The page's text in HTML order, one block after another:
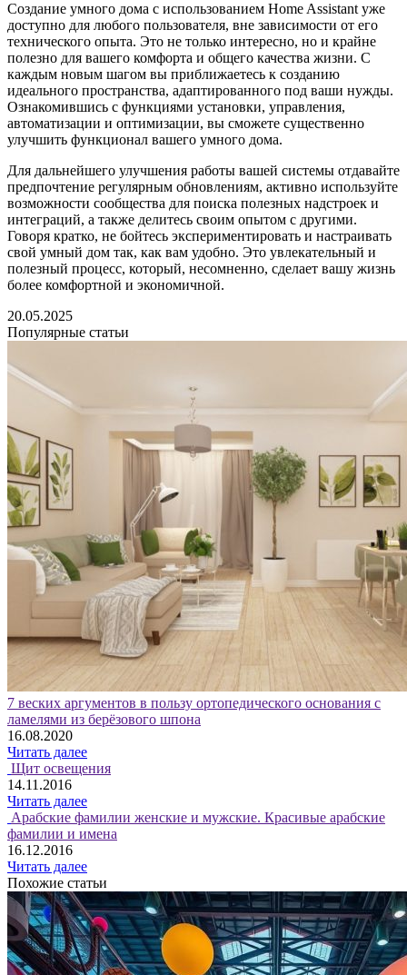
Создание умного дома с использованием Home Assistant уже
доступно для любого пользователя, вне зависимости от его
технического опыта. Это не только интересно, но и крайне
полезно для вашего комфорта и общего качества жизни. С
каждым новым шагом вы приближаетесь к созданию
идеального пространства, адаптированного под ваши нужды.
Ознакомившись с функциями установки, управления,
автоматизации и оптимизации, вы сможете существенно
улучшить функционал вашего умного дома.
Для дальнейшего улучшения работы вашей системы отдавайте
предпочтение регулярным обновлениям, активно используйте
возможности сообщества для поиска полезных надстроек и
интеграций, а также делитесь своим опытом с другими.
Говоря кратко, не бойтесь экспериментировать и настраивать
свой умный дом так, как вам удобно. Это увлекательный и
полезный процесс, который, несомненно, сделает вашу жизнь
более комфортной и экономичной.
20.05.2025
Популярные статьи
7 веских аргументов в пользу ортопедического основания с
ламелями из берёзового шпона
16.08.2020
Читать далее
Щит освещения
14.11.2016
Читать далее
Арабские фамилии женские и мужские. Красивые арабские
фамилии и имена
16.12.2016
Читать далее
Похожие статьи